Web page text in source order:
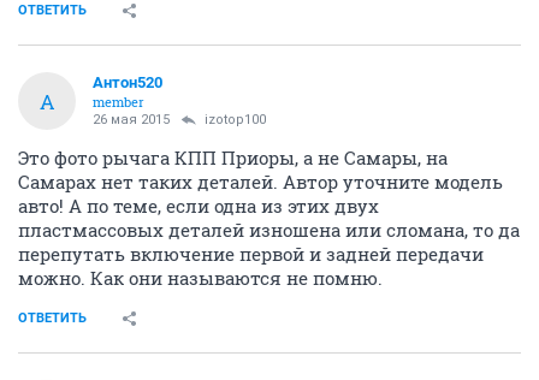
ОТВЕТИТЬ
А
Антон520
member
26 мая 2015 izotop100
Это фото рычага КПП Приоры, а не Самары, на
Самарах нет таких деталей. Автор уточните модель
авто! А по теме, если одна из этих двух
пластмассовых деталей изношена или сломана, то да
перепутать включение первой и задней передачи
можно. Как они называются не помню.
ОТВЕТИТЬ